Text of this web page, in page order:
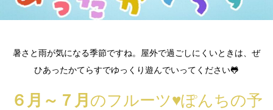
ち」
月
2025
月
暑さと雨が気になる季節ですね。屋外で過ごしにくいときは、ぜ
ひあったかてらすでゆっくり遊んでいってください🐸
６月～７月 のフルーツ♥ぽんちの予